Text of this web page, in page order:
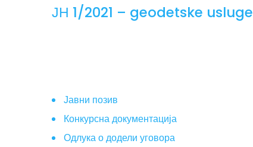
ЈН 1/2021 – geodetske usluge
Јавни позив
Конкурсна документација
Одлука о додели уговора